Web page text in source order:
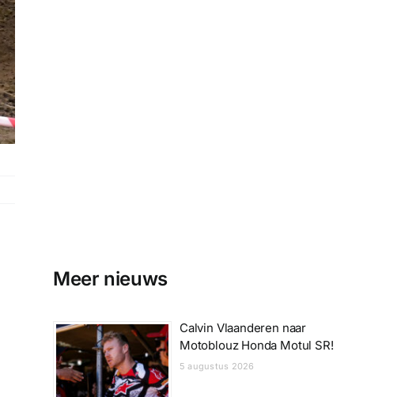
Meer nieuws
Calvin Vlaanderen naar
Motoblouz Honda Motul SR!
5 augustus 2026